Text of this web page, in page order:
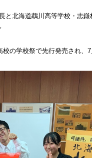
北海道鵡川高等学校・志
の学校祭で先行発売され、